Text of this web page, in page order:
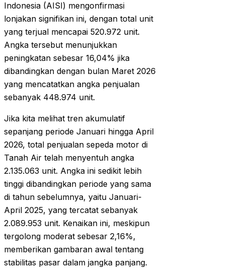
Indonesia (AISI) mengonfirmasi
lonjakan signifikan ini, dengan total unit
yang terjual mencapai 520.972 unit.
Angka tersebut menunjukkan
peningkatan sebesar 16,04% jika
dibandingkan dengan bulan Maret 2026
yang mencatatkan angka penjualan
sebanyak 448.974 unit.
Jika kita melihat tren akumulatif
sepanjang periode Januari hingga April
2026, total penjualan sepeda motor di
Tanah Air telah menyentuh angka
2.135.063 unit. Angka ini sedikit lebih
tinggi dibandingkan periode yang sama
di tahun sebelumnya, yaitu Januari-
April 2025, yang tercatat sebanyak
2.089.953 unit. Kenaikan ini, meskipun
tergolong moderat sebesar 2,16%,
memberikan gambaran awal tentang
stabilitas pasar dalam jangka panjang.